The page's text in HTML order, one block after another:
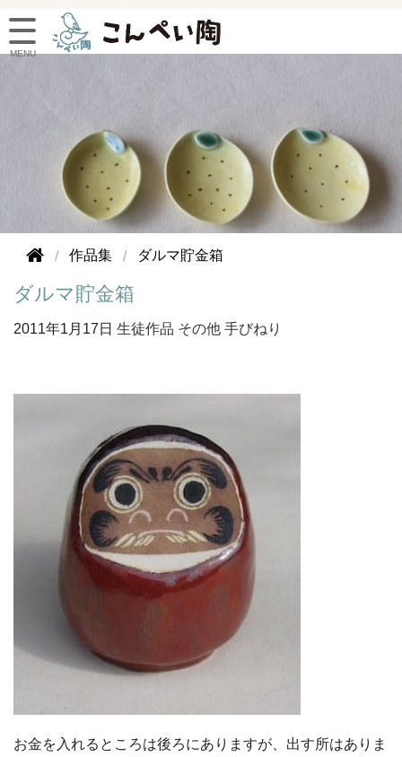
作品集 ダルマ貯金箱
ダルマ貯金箱
2011年1月17日 生徒作品 その他 手びねり
お金を入れるところは後ろにありますが、出す所はありま